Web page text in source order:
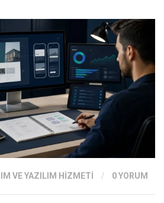
VE YAZILIM HIZMETI / 0 YORUM